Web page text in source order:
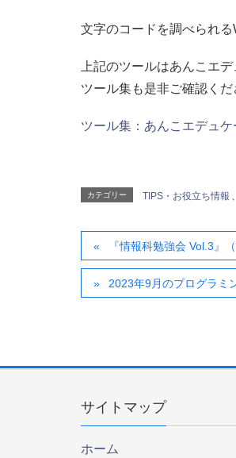
文字のコードを調べられる
上記のツールはあんこエ
ツール集も是非ご確認くだ
ツール集：あんこエデュケ
カテゴリー TIPS・お役立ち情報
『情報科勉強会 Vol.3』
2023年9月のプログラミ
サイトマップ
ホーム